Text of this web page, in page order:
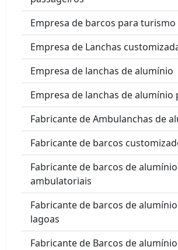
Empresa de barcos para
Empresa de Lanchas
Empresa de lanchas de alumínio
Empresa de lanchas de alumínio
Fabricante de Ambulanchas de
Fabricante de barcos
Fabricante de barcos de alumínio
ambulatoriais
Fabricante de barcos de
lagoas
Fabricante de Barcos de